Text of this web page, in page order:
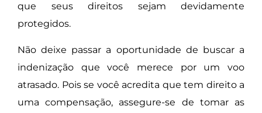
que seus direitos sejam devidamente
protegidos.
Não deixe passar a oportunidade de buscar a
indenização que você merece por um voo
atrasado. Pois se você acredita que tem direito a
uma compensação, assegure-se de tomar as